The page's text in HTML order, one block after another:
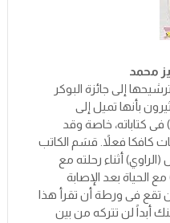
محمد
في عام 2017، وتم ترشيحها إلى جائزة البوكر
الكثيرون بأنها تميل إلى
فى كتاباته، خاصة وقد
كافكا فعلاً. قسَم الكاتب
أثناء رحلته مع
بعد الإصابة
فى ورطة أن تقرأ هذا
أبداً لن تتركه من بين